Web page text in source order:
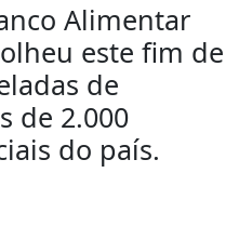
Alimentar
este fim de
de
de 2.000
do país.